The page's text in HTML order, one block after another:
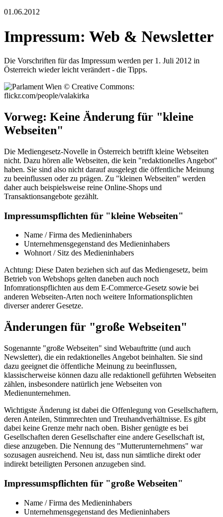
01.06.2012
Impressum: Web & Newsletter
Die Vorschriften für das Impressum werden per 1. Juli 2012 in
Österreich wieder leicht verändert - die Tipps.
Vorweg: Keine Änderung für "kleine
Webseiten"
Die Mediengesetz-Novelle in Österreich betrifft kleine Webseiten
nicht. Dazu hören alle Webseiten, die kein "redaktionelles Angebot"
haben. Sie sind also nicht darauf ausgelegt die öffentliche Meinung
zu beeinflussen oder zu prägen. Zu "kleinen Webseiten" werden
daher auch beispielsweise reine Online-Shops und
Transaktionsangebote gezählt.
Impressumspflichten für "kleine Webseiten"
Name / Firma des Medieninhabers
Unternehmensgegenstand des Medieninhabers
Wohnort / Sitz des Medieninhabers
Achtung: Diese Daten beziehen sich auf das Mediengesetz, beim
Betrieb von Webshops gelten daneben auch noch
Infomrationspflichten aus dem E-Commerce-Gesetz sowie bei
anderen Webseiten-Arten noch weitere Informationsplichten
diverser anderer Gesetze.
Änderungen für "große Webseiten"
Sogenannte "große Webseiten" sind Webauftritte (und auch
Newsletter), die ein redaktionelles Angebot beinhalten. Sie sind
dazu geeignet die öffentliche Meinung zu beeinflussen,
klassischerweise können dazu alle redaktionell geführten Webseiten
zählen, insbesondere natürlich jene Webseiten von
Medienunternehmen.
Wichtigste Änderung ist dabei die Offenlegung von Gesellschaftern,
deren Anteilen, Stimmrechten und Treuhandverhältnisse. Es gibt
dabei keine Grenze mehr nach oben. Bisher genügte es bei
Gesellschaften deren Gesellschafter eine andere Gesellschaft ist,
diese anzugeben. Die Nennung des "Mutterunternehmens" war
sozusagen ausreichend. Neu ist, dass nun sämtliche direkt oder
indirekt beteiligten Personen anzugeben sind.
Impressumspflichten für "große Webseiten"
Name / Firma des Medieninhabers
Unternehmensgegenstand des Medieninhabers